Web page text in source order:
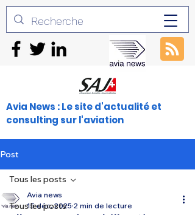
Avia News : Le site d'actualité et
consulting sur l'aviation
Post
Tous les posts
Tous les posts
Avia news
15 déc. 2025 2 min de lecture